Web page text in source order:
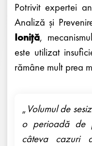
Potrivit expertei
Analiză și
Ioniță,
este utilizat
rămâne mult prea
„Volumul de
o perioadă de
câteva cazuri